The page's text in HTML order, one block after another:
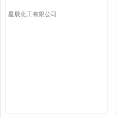
星展化工有限公司